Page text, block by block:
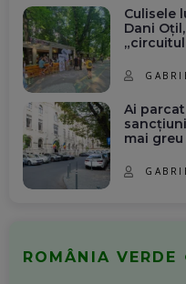
Culisele
Dani
Ai
mai
ROMÂNIA VERDE